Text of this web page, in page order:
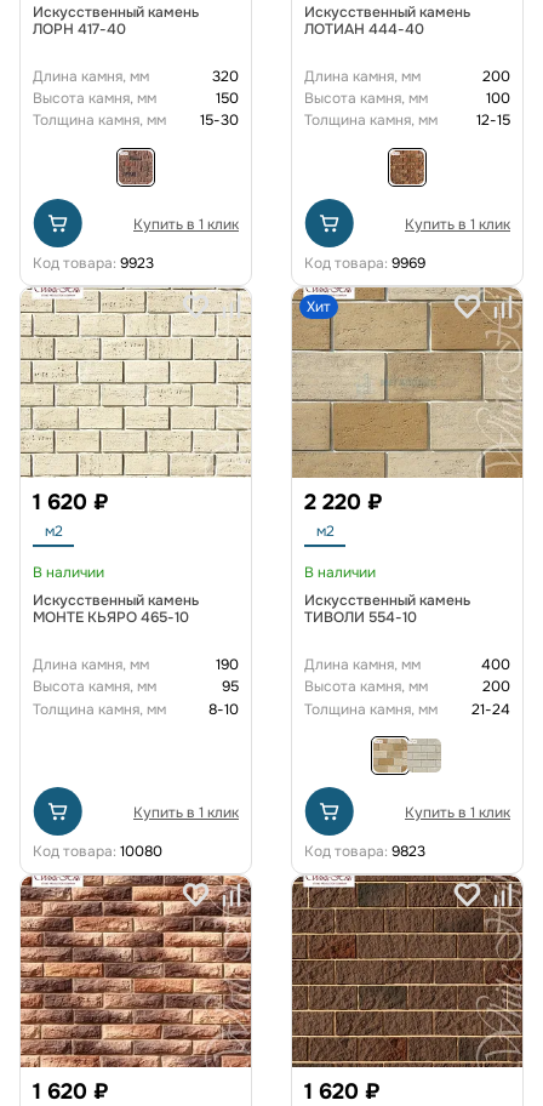
Искусственный камень
ЛОРН 417-40
Длина камня, мм
320
Высота камня, мм
150
Толщина камня, мм
15-30
Купить в 1 клик
Код товара: 9923
Искусственный камень
ЛОТИАН 444-40
Длина камня, мм
200
Высота камня, мм
100
Толщина камня, мм
12-15
Купить в 1 клик
Код товара: 9969
1 620 ₽
м2
В наличии
Искусственный камень
МОНТЕ КЬЯРО 465-10
Длина камня, мм
190
Высота камня, мм
95
Толщина камня, мм
8-10
Купить в 1 клик
Код товара: 10080
Хит
2 220 ₽
м2
В наличии
Искусственный камень
ТИВОЛИ 554-10
Длина камня, мм
400
Высота камня, мм
200
Толщина камня, мм
21-24
Купить в 1 клик
Код товара: 9823
1 620 ₽ 1 620 ₽